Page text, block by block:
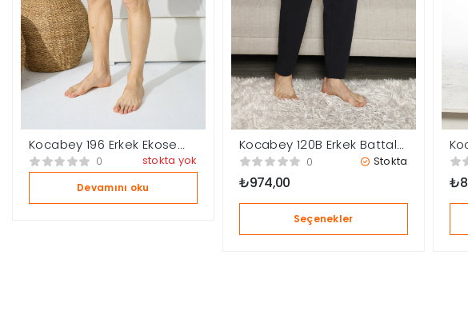
Kocabey 196 Erkek Ekose
Tek Şort
0 stokta yok
Devamını oku
Kocabey 120B Erkek Battal
Tek Pantolon
0 Stokta
₺974,00
Seçenekler
₺